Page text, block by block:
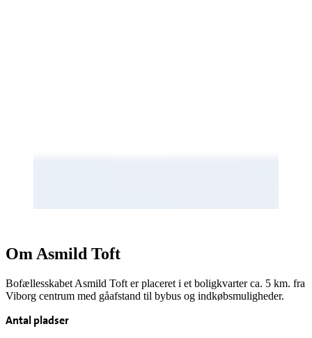
Om Asmild Toft
Bofællesskabet Asmild Toft er placeret i et boligkvarter ca. 5 km. fra
Viborg centrum med gåafstand til bybus og indkøbsmuligheder.
Antal pladser